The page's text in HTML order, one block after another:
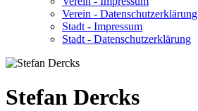
Verein - Datenschutzerklärung
Stadt - Impressum
Stadt - Datenschutzerklärung
Stefan Dercks